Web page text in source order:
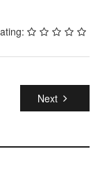
Next